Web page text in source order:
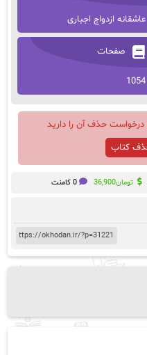
عاشقانه ازدواج اجباری
صفحات
1054
حذف آن را دارید
کتاب
تومان36,900 0 کامنت